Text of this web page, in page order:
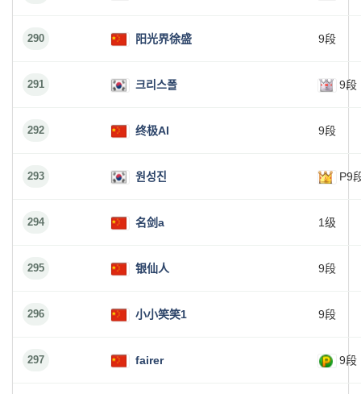
290 阳光界徐盛 9段
291 크리스폴 9段
292 终极AI 9段
293 원성진 P9
294 名剑a 1级
295 银仙人 9段
296 小小笑笑1 9段
297 fairer 9段